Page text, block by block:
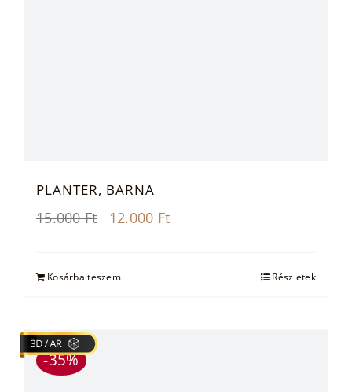
PLANTER, BARNA
15.000Ft
Original
15.000 Ft.
12.000 Ft
Kosárba teszem Részletek
-35%